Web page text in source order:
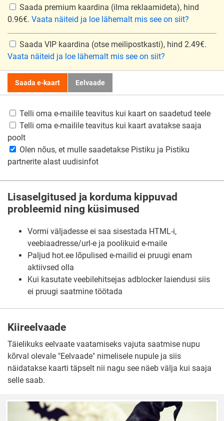
Saada premium kaardina (ilma reklaamideta), hind
0.96€. Vaata näiteid ja loe lähemalt mis see on siit?
Saada VIP kaardina (otse meilipostkasti), hind 2.49€.
Vaata näiteid ja loe lähemalt mis see on siit?
Saada e-kaart Eelvaade
Telli oma e-mailile teavitus kui kaart on saadetud teele
Telli oma e-mailile teavitus kui kaart avatakse saaja
poolt
Olen nõus, et mulle saadetakse Pistiku ja Pistiku
partnerite alast uudisinfot
Lisaselgitused ja korduma kippuvad
probleemid ning küsimused
Vormi väljadesse ei saa sisestada HTML-i,
veebiaadresse/url-e ja poolikuid e-maile
Paljud hot.ee lõpulised e-mailid ei pruugi enam
aktiivsed olla
Kui kasutate veebilehitsejas adblocker laiendusi siis
ei pruugi saatmine töötada
Kiireelvaade
Täielikuks eelvaate vaatamiseks vajuta saatmise nupu
kõrval olevale "Eelvaade" nimelisele nupule ja siis
näidatakse kaarti täpselt nii nagu see näeb välja kui saaja
selle saab.